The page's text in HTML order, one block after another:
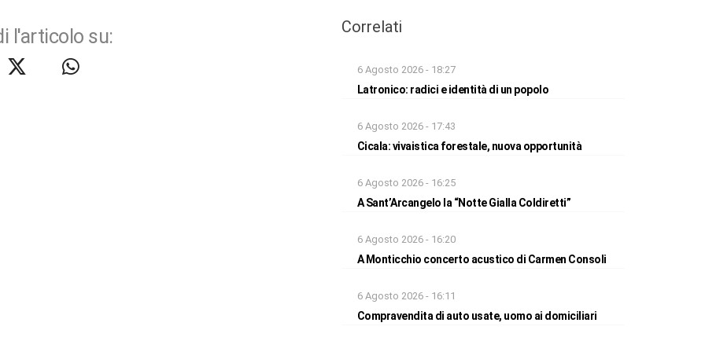
l'articolo su: Correlati
6 Agosto 2026 - 18:27
Latronico: radici e identità di un popolo
6 Agosto 2026 - 17:43
Cicala: vivaistica forestale, nuova opportunità
6 Agosto 2026 - 16:25
A Sant’Arcangelo la “Notte Gialla Coldiretti”
6 Agosto 2026 - 16:20
A Monticchio concerto acustico di Carmen Consoli
6 Agosto 2026 - 16:11
Compravendita di auto usate, uomo ai domiciliari